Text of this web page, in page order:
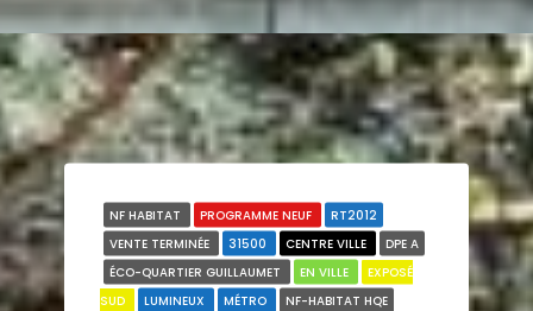
NF HABITAT PROGRAMME NEUF
RT2012
VENTE TERMINÉE
31500 CENTRE VILLE
DPE A
ÉCO-QUARTIER GUILLAUMET
EN VILLE
EXPOSÉ
SUD
LUMINEUX MÉTRO
NF-HABITAT HQE